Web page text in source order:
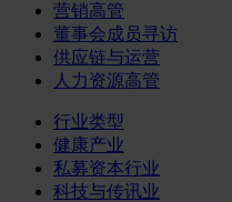
营销高管
董事会成员寻访
供应链与运营
人力资源高管
行业类型
健康产业
私募资本行业
科技与传讯业